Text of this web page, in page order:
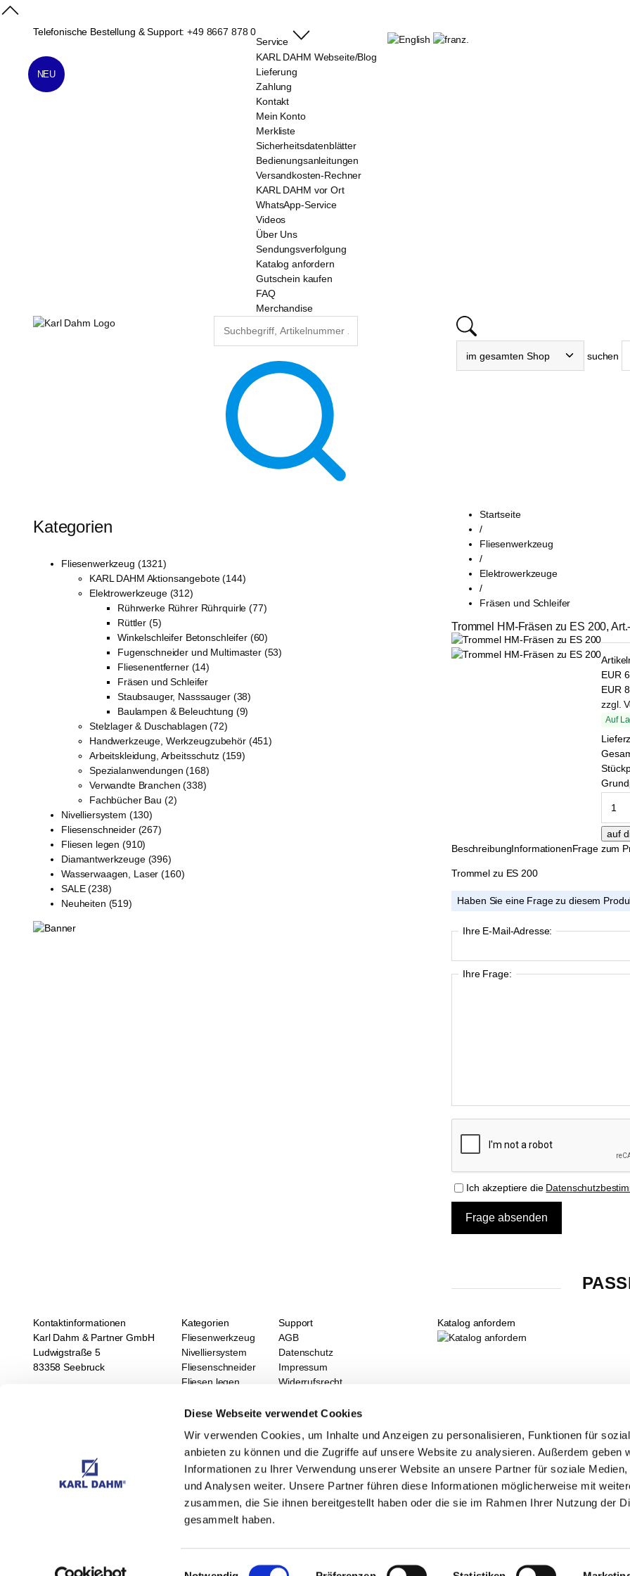
Diese Webseite verwendet Cookies
Wir verwenden Cookies, um Inhalte und Anzeigen zu personalisieren, Funktionen für
anbieten zu können und die Zugriffe auf unsere Website zu analysieren. Außerdem geben
Informationen zu Ihrer Verwendung unserer Website an unsere Partner für soziale Medien,
und Analysen weiter. Unsere Partner führen diese Informationen möglicherweise mit
zusammen, die Sie ihnen bereitgestellt haben oder die sie im Rahmen Ihrer Nutzung der
gesammelt haben.
Einwilligungsauswahl
Telefonische Bestellung & Support:+49 8667 878 0
Service
KARL DAHM Webseite/Blog
Lieferung
Zahlung
Kontakt
Mein Konto
Merkliste
Sicherheitsdatenblätter
Bedienungsanleitungen
Versandkosten-Rechner
KARL DAHM vor Ort
WhatsApp-Service
Videos
Über Uns
Sendungsverfolgung
Katalog anfordern
Gutschein kaufen
FAQ
Merchandise
suchen
Startseite
/
Fliesenwerkzeug
/
Elektrowerkzeuge
/
Fräsen und Schleifer
Trommel HM-Fräsen zu ES 200,
NEU
EUR
EUR
zzgl.
Auf
BeschreibungInformationenFrage zum
Trommel zu ES 200
Haben Sie eine Frage zu diesem
Ihre E-Mail-Adresse:
Ihre Frage:
Ich akzeptiere die
Kategorien
Fliesenwerkzeug (1321)
KARL DAHM Aktionsangebote (144)
Elektrowerkzeuge (312)
Rührwerke Rührer Rührquirle (77)
Rüttler (5)
Winkelschleifer Betonschleifer (60)
Fugenschneider und Multimaster (53)
Fliesenentferner (14)
Fräsen und Schleifer
Staubsauger, Nasssauger (38)
Baulampen & Beleuchtung (9)
Stelzlager & Duschablagen (72)
Handwerkzeuge, Werkzeugzubehör (451)
Arbeitskleidung, Arbeitsschutz (159)
Spezialanwendungen (168)
Verwandte Branchen (338)
Fachbücher Bau (2)
Nivelliersystem (130)
Fliesenschneider (267)
Fliesen legen (910)
Diamantwerkzeuge (396)
Wasserwaagen, Laser (160)
SALE (238)
Neuheiten (519)
Kontaktinformationen
Karl Dahm & Partner GmbH
Ludwigstraße 5
83358 Seebruck
Kategorien
Fliesenwerkzeug
Nivelliersystem
Fliesenschneider
Fliesen legen
Wasserwaagen, Laser
Neuheiten
Support
AGB
Datenschutz
Impressum
Widerrufsrecht
Gewindelaschen Verbrauchsrechner
Karl Dahm Online Shop
Termine und Seminare
Katalog anfordern
Newsletter abonnieren Mit unserem Newsletter sind Sie immer auf dem neusten Stand
KARL DAHM & Partner GmbH